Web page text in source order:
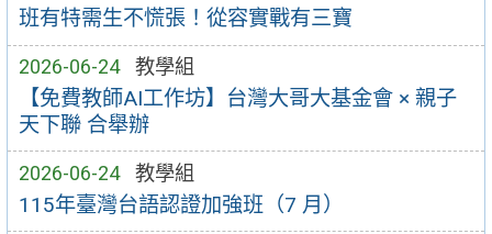
班有特需生不慌張！從容實戰有三寶
2026-06-24 教學組
【免費教師AI工作坊】台灣大哥大基金會 × 親子
天下聯 合舉辦
2026-06-24 教學組
115年臺灣台語認證加強班（7 月）